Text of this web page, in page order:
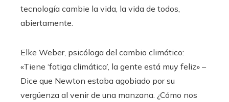
tecnología cambie la vida, la vida de todos,
abiertamente.
Elke Weber, psicóloga del cambio climático:
«Tiene ‘fatiga climática’, la gente está muy feliz» –
Dice que Newton estaba agobiado por su
vergüenza al venir de una manzana. ¿Cómo nos